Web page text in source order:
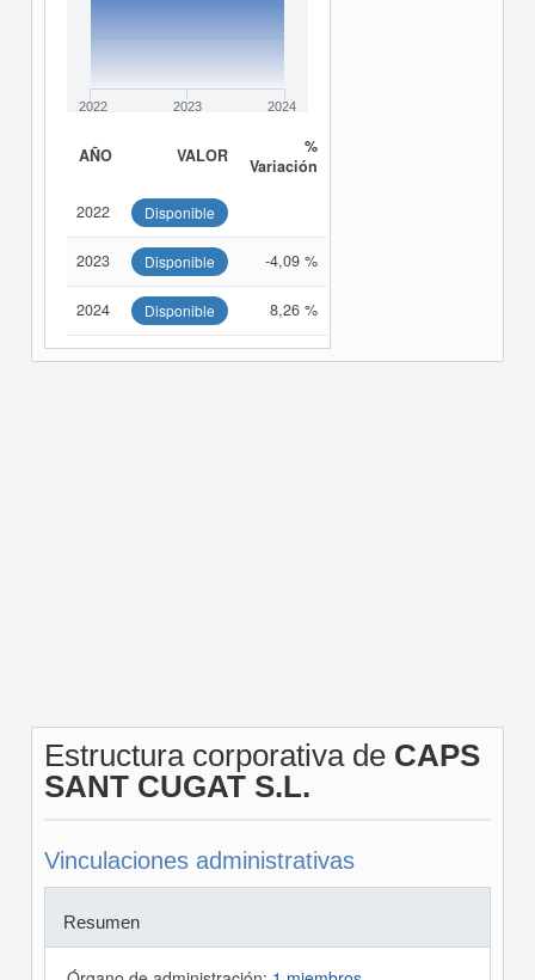
2022 2023 2024
AÑO VALOR
%
Variación
2022 Disponible
2023 Disponible -4,09 %
2024 Disponible 8,26 %
Estructura corporativa de CAPS
SANT CUGAT S.L.
Vinculaciones administrativas
Resumen